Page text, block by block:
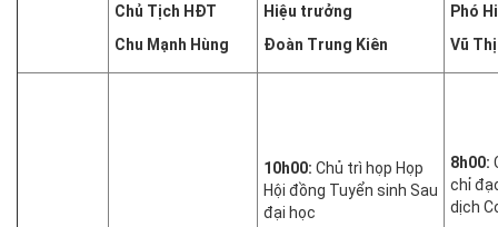
Chủ Tịch HĐT
Chu Mạnh Hùng
Hiệu trưởng
Đoàn Trung Kiên
Phó
Vũ
10h00: Chủ trì họp Họp
Hội đồng Tuyển sinh Sau
đại học
8h00:
chỉ
dịch